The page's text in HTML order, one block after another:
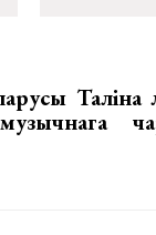
Таліна